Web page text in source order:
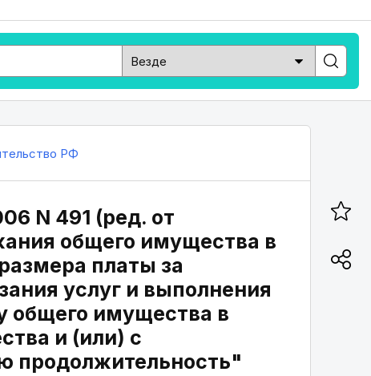
РФ
N 491 (ред. от
общего имущества в
платы за
услуг и выполнения
общего имущества в
и (или) с
продолжительность"